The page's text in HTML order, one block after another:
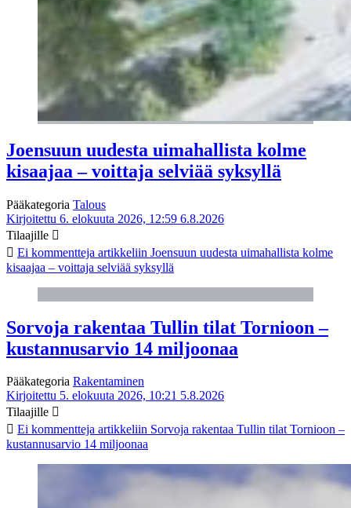
Joensuun uudesta uimahallista kolme
kisaajaa – voittaja selviää syksyllä
Pääkategoria Talous
Kirjoitettu 6. elokuuta 2026, 12:59 6.8.2026
Tilaajille
Ei kommentteja artikkeliin Joensuun uudesta uimahallista kolme
kisaajaa – voittaja selviää syksyllä
Sorvoja rakentaa Tullin tilat Tornioon –
kustannusarvio 14 miljoonaa
Pääkategoria Rakentaminen
Kirjoitettu 5. elokuuta 2026, 10:21 5.8.2026
Tilaajille
Ei kommentteja artikkeliin Sorvoja rakentaa Tullin tilat Tornioon –
kustannusarvio 14 miljoonaa